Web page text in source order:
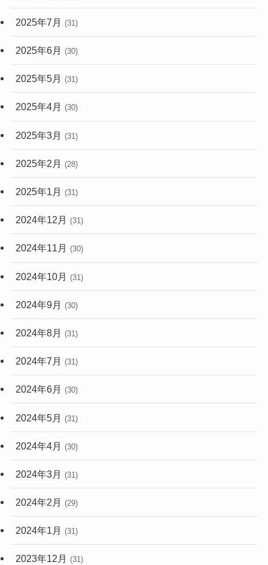
2025年7月 (31)
2025年6月 (30)
2025年5月 (31)
2025年4月 (30)
2025年3月 (31)
2025年2月 (28)
2025年1月 (31)
2024年12月 (31)
2024年11月 (30)
2024年10月 (31)
2024年9月 (30)
2024年8月 (31)
2024年7月 (31)
2024年6月 (30)
2024年5月 (31)
2024年4月 (30)
2024年3月 (31)
2024年2月 (29)
2024年1月 (31)
2023年12月 (31)